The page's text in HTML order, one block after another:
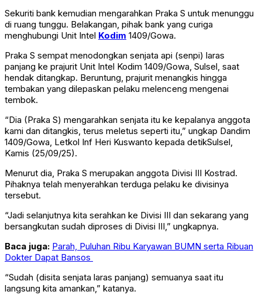
Sekuriti bank kemudian mengarahkan Praka S untuk menunggu
di ruang tunggu. Belakangan, pihak bank yang curiga
menghubungi Unit Intel Kodim 1409/Gowa.
Praka S sempat menodongkan senjata api (senpi) laras
panjang ke prajurit Unit Intel Kodim 1409/Gowa, Sulsel, saat
hendak ditangkap. Beruntung, prajurit menangkis hingga
tembakan yang dilepaskan pelaku melenceng mengenai
tembok.
“Dia (Praka S) mengarahkan senjata itu ke kepalanya anggota
kami dan ditangkis, terus meletus seperti itu,” ungkap Dandim
1409/Gowa, Letkol Inf Heri Kuswanto kepada detikSulsel,
Kamis (25/09/25).
Menurut dia, Praka S merupakan anggota Divisi III Kostrad.
Pihaknya telah menyerahkan terduga pelaku ke divisinya
tersebut.
“Jadi selanjutnya kita serahkan ke Divisi III dan sekarang yang
bersangkutan sudah diproses di Divisi III,” ungkapnya.
Baca juga: Parah, Puluhan Ribu Karyawan BUMN serta Ribuan
Dokter Dapat Bansos
“Sudah (disita senjata laras panjang) semuanya saat itu
langsung kita amankan,” katanya.